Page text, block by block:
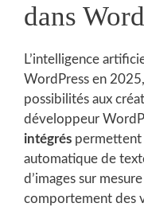
dans
L’intelligence
WordPress en
possibilités aux
développeur
intégrés permettent
automatique de
d’images sur
comportement des